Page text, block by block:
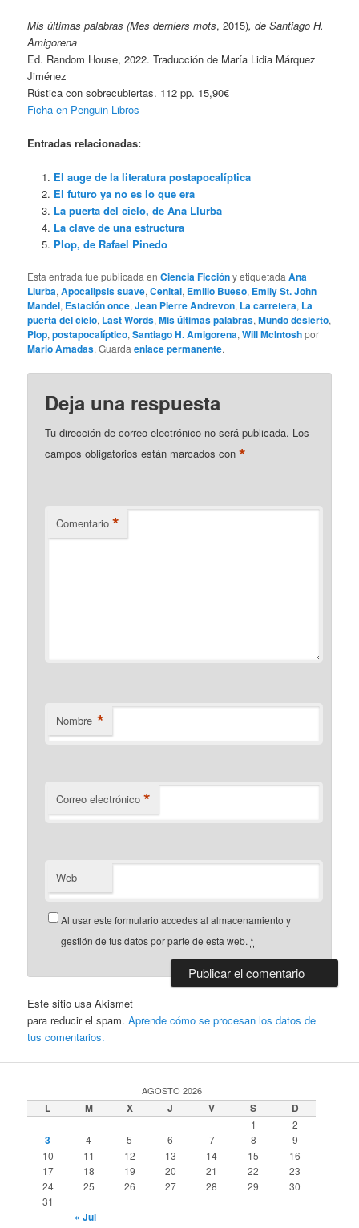
Mis últimas palabras (Mes derniers mots, 2015), de Santiago H.
Amigorena
Ed. Random House, 2022. Traducción de María Lidia Márquez
Jiménez
Rústica con sobrecubiertas. 112 pp. 15,90€
Ficha en Penguin Libros
Entradas relacionadas:
El auge de la literatura postapocalíptica
El futuro ya no es lo que era
La puerta del cielo, de Ana Llurba
La clave de una estructura
Plop, de Rafael Pinedo
Esta entrada fue publicada enCiencia Ficcióny etiquetadaAna
Llurba,Apocalipsis suave,Cenital, Emilio Bueso, Emily St. John
Mandel, Estación once,Jean Pierre Andrevon, La carretera, La
puerta del cielo, Last Words,Mis últimas palabras,Mundo desierto,
Plop,postapocalíptico,Santiago H. Amigorena,Will McIntoshpor
Mario Amadas. Guardaenlace permanente.
Deja una respuesta
Tu dirección de correo electrónico no será publicada. Los
campos obligatorios están marcados con*
Comentario *
Nombre *
Correo electrónico *
Web
Al usar este formulario accedes al almacenamiento y
gestión de tus datos por parte de esta web.*
Este sitio usa Akismet
para reducir el spam.Aprende cómo se procesan los datos de
tus comentarios.
AGOSTO 2026
L M X J V S D
1 2
3 4 5 6 7 8
9
10
11 12 13 14 15
16
17
18 19 20 21 22
23
24
25 26 27 28 29
30
31
« Jul